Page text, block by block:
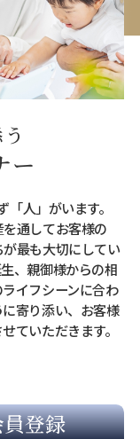
ー
人」がいます。
通してお客様の
が最も大切にしてい
、親御様からの相
イフシーンに合わ
寄り添い、お客様
ていただきます。
登録